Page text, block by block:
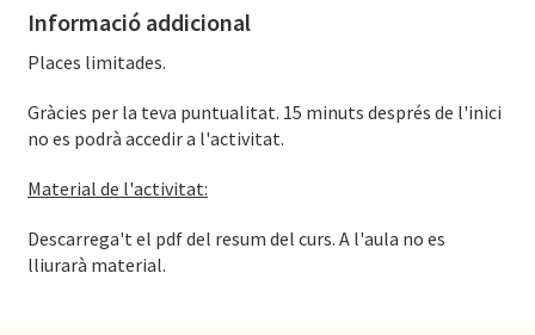
Informació addicional
Places limitades.
Gràcies per la teva puntualitat. 15 minuts després de l'inici
no es podrà accedir a l'activitat.
Material de l'activitat:
Descarrega't el pdf del resum del curs. A l'aula no es
lliurarà material.